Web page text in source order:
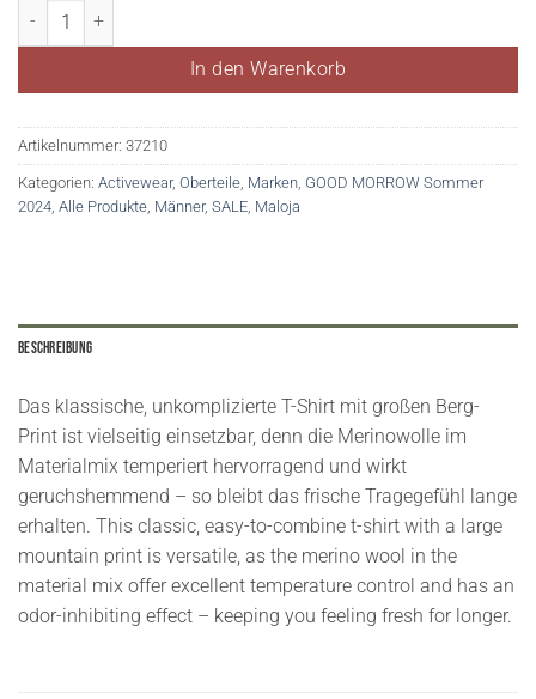
KalmbergM. Menge
In den Warenkorb
Artikelnummer: 37210
Kategorien: Activewear, Oberteile, Marken, GOOD MORROW Sommer
2024, Alle Produkte, Männer, SALE, Maloja
Beschreibung
Das klassische, unkomplizierte T-Shirt mit großen Berg-
Print ist vielseitig einsetzbar, denn die Merinowolle im
Materialmix temperiert hervorragend und wirkt
geruchshemmend – so bleibt das frische Tragegefühl lange
erhalten. This classic, easy-to-combine t-shirt with a large
mountain print is versatile, as the merino wool in the
material mix offer excellent temperature control and has an
odor-inhibiting effect – keeping you feeling fresh for longer.